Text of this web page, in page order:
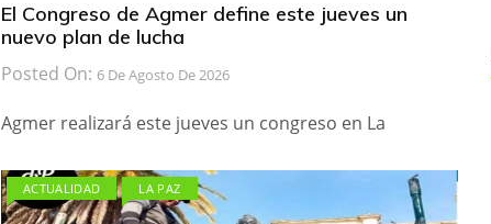
El Congreso de Agmer define este jueves un
nuevo plan de lucha
Posted On: 6 De Agosto De 2026
Agmer realizará este jueves un congreso en La
ACTUALIDAD LA PAZ